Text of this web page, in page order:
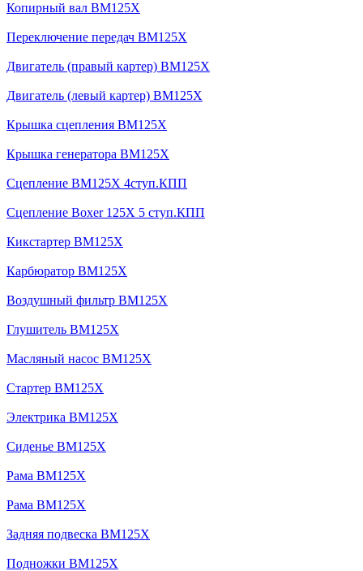
Копирный вал BM125X
Переключение передач BM125X
Двигатель (правый картер) BM125X
Двигатель (левый картер) BM125X
Крышка сцепления BM125X
Крышка генератора BM125X
Сцепление BM125X 4ступ.КПП
Сцепление Boxer 125X 5 ступ.КПП
Кикстартер BM125X
Карбюратор BM125X
Воздушный фильтр BM125X
Глушитель BM125X
Масляный насос BM125X
Стартер BM125X
Электрика BM125X
Сиденье BM125X
Рама BM125X
Рама BM125X
Задняя подвеска BM125X
Подножки BM125X